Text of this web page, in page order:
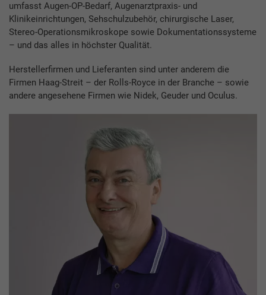
umfasst Augen-OP-Bedarf, Augenarztpraxis- und
Klinikeinrichtungen, Sehschulzubehör, chirurgische Laser,
Stereo-Operationsmikroskope sowie Dokumentationssysteme
– und das alles in höchster Qualität.
Herstellerfirmen und Lieferanten sind unter anderem die
Firmen Haag-Streit – der Rolls-Royce in der Branche – sowie
andere angesehene Firmen wie Nidek, Geuder und Oculus.